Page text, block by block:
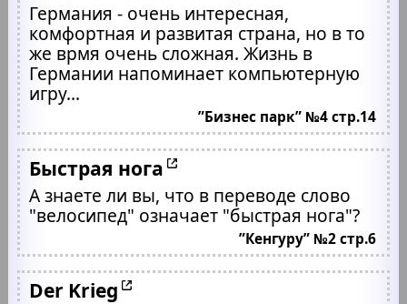
Германия - очень интересная,
комфортная и развитая страна, но в то
же врмя очень сложная. Жизнь в
Германии напоминает компьютерную
игру...
”Бизнес парк” №4 стр.14
Быстрая нога
А знаете ли вы, что в переводе слово
"велосипед" означает "быстрая нога"?
”Кенгуру” №2 стр.6
Der Krieg